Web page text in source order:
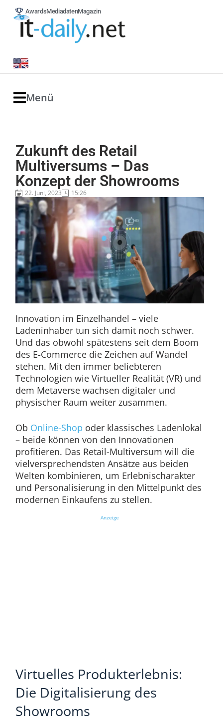
AwardsMediadatenMagazin
Menü
Zukunft des Retail
Multiversums – Das
Konzept der Showrooms
22. Juni, 2023 15:26
Innovation im Einzelhandel – viele
Ladeninhaber tun sich damit noch schwer.
Und das obwohl spätestens seit dem Boom
des E-Commerce die Zeichen auf Wandel
stehen. Mit den immer beliebteren
Technologien wie Virtueller Realität (VR) und
dem Metaverse wachsen digitaler und
physischer Raum weiter zusammen.
Ob Online-Shop oder klassisches Ladenlokal
– beide können von den Innovationen
profitieren. Das Retail-Multiversum will die
vielversprechendsten Ansätze aus beiden
Welten kombinieren, um Erlebnischarakter
und Personalisierung in den Mittelpunkt des
modernen Einkaufens zu stellen.
Anzeige
Virtuelles Produkterlebnis:
Die Digitalisierung des
Showrooms